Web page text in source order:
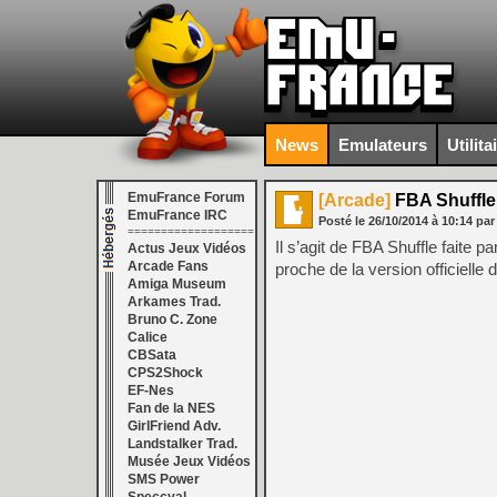
News Emulateurs
EmuFrance Forum
EmuFrance IRC
===================
Actus Jeux Vidéos
Arcade Fans
Amiga Museum
Arkames Trad.
Bruno C. Zone
Calice
CBSata
CPS2Shock
EF-Nes
Fan de la NES
GirlFriend Adv.
Landstalker Trad.
Musée Jeux Vidéos
SMS Power
[Arcade] FBA
Posté le 26/10/2014 à 10:14 par
Il s’agit de FBA Shuffle faite
proche de la version officielle